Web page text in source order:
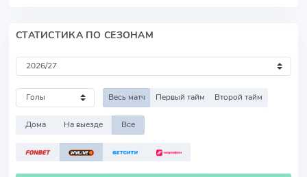
СТАТИСТИКА ПО СЕЗОНАМ
Весь матч Первый тайм Второй тайм
Дома На выезде Все